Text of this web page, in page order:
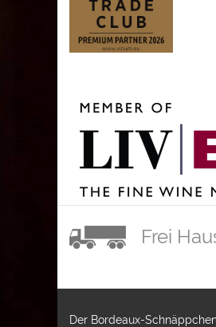
Frei
Der Bordeaux-